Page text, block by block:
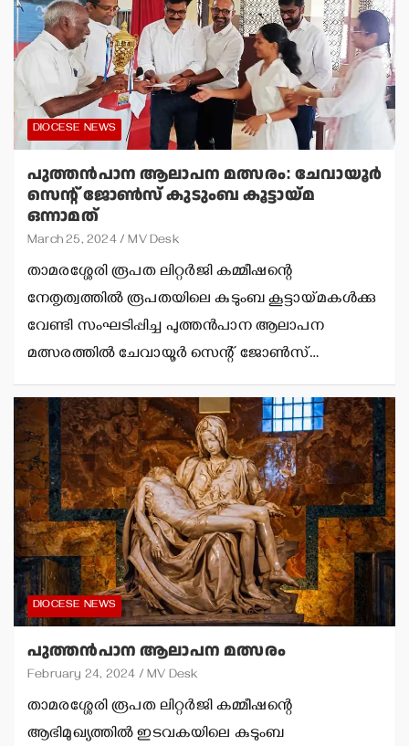
DIOCESE NEWS
പുത്തന്‍പാന ആലാപന മത്സരം: ചേവായൂര്‍
സെന്റ് ജോണ്‍സ് കുടുംബ കൂട്ടായ്മ
ഒന്നാമത്
March 25, 2024 MV Desk
താമരശ്ശേരി രൂപത ലിറ്റര്‍ജി കമ്മീഷന്റെ
നേതൃത്വത്തില്‍ രൂപതയിലെ കുടുംബ കൂട്ടായ്മകള്‍ക്കു
വേണ്ടി സംഘടിപ്പിച്ച പുത്തന്‍പാന ആലാപന
മത്സരത്തില്‍ ചേവായൂര്‍ സെന്റ് ജോണ്‍സ്…
DIOCESE NEWS
പുത്തന്‍പാന ആലാപന മത്സരം
February 24, 2024 MV Desk
താമരശ്ശേരി രൂപത ലിറ്റര്‍ജി കമ്മീഷന്റെ
ആഭിമുഖ്യത്തില്‍ ഇടവകയിലെ കുടുംബ